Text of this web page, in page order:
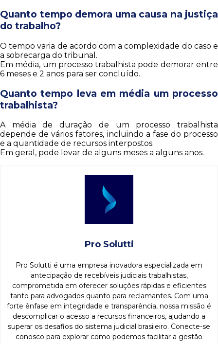
Quanto tempo demora uma causa na justiça
do trabalho?
O tempo varia de acordo com a complexidade do caso e
a sobrecarga do tribunal.
Em média, um processo trabalhista pode demorar entre
6 meses e 2 anos para ser concluído.
Quanto tempo leva em média um processo
trabalhista?
A média de duração de um processo trabalhista
depende de vários fatores, incluindo a fase do processo
e a quantidade de recursos interpostos.
Em geral, pode levar de alguns meses a alguns anos.
Pro Solutti
Pro Solutti é uma empresa inovadora especializada em
antecipação de recebíveis judiciais trabalhistas,
comprometida em oferecer soluções rápidas e eficientes
tanto para advogados quanto para reclamantes. Com uma
forte ênfase em integridade e transparência, nossa missão é
descomplicar o acesso a recursos financeiros, ajudando a
superar os desafios do sistema judicial brasileiro. Conecte-se
conosco para explorar como podemos facilitar a gestão